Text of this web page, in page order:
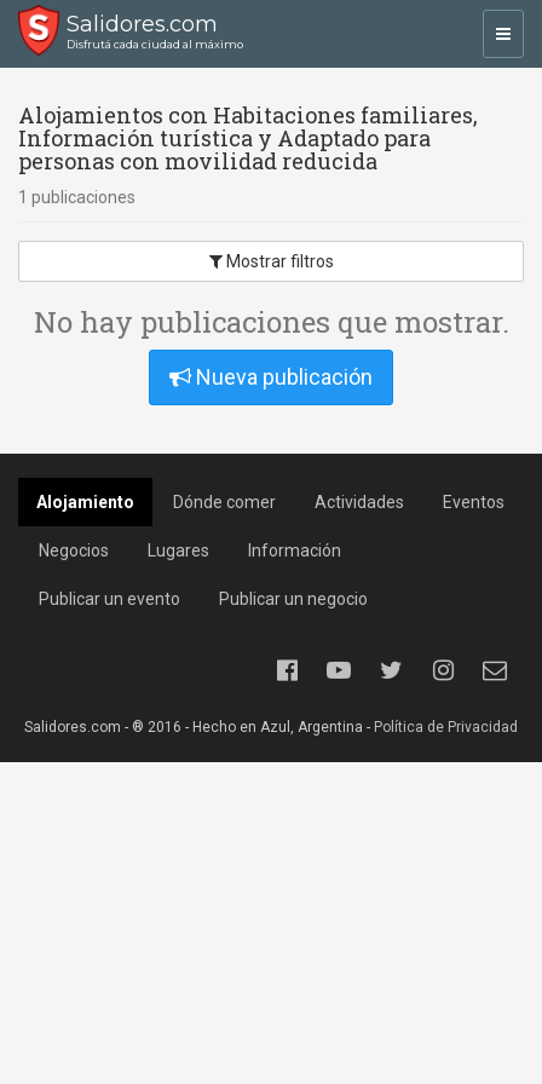
Salidores.com
Disfrutá cada ciudad al máximo
Alojamientos con Habitaciones familiares,
Información turística y Adaptado para
personas con movilidad reducida
1 publicaciones
Mostrar filtros
No hay publicaciones que mostrar.
Nueva publicación
Alojamiento Dónde comer Actividades Eventos
Negocios Lugares Información
Publicar un evento Publicar un negocio
Salidores.com - ® 2016 - Hecho en Azul, Argentina - Política de Privacidad